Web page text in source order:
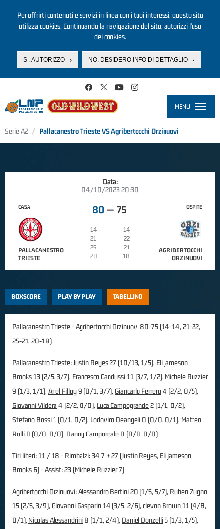
Per offrirti contenuti e servizi in linea con i tuoi interessi, questo sito
utilizza cookies. Continuando la navigazione del sito, autorizzi l’uso
dei cookies.
SÌ, AUTORIZZO NO, DESIDERO INFO DI DETTAGLIO
MENU
Serie A2 Pallacanestro Trieste VS Agribertocchi Orzinuovi
Data:
04/10/2023 20:30
CASA
PALLACANESTRO
TRIESTE
80 — 75
14
14
21
22
25
21
20
18
OSPITE
AGRIBERTOCCHI
ORZINUOVI
BOXSCORE PLAY BY PLAY TABELLINO
Pallacanestro Trieste - Agribertocchi Orzinuovi 80-75 (14-14, 21-22,
25-21, 20-18)
Pallacanestro Trieste: Justin Reyes27 (10/13, 1/5), Eli jameson
Brooks13 (2/5, 3/7), Francesco Candussi11 (3/7, 1/2), Michele Ruzzier
9 (1/3, 1/1), Ariel Filloy9 (0/1, 3/7), Giancarlo Ferrero4 (2/2, 0/5),
Giovanni Vildera 4 (2/2, 0/0), Luca Campogrande2 (1/1, 0/2),
Stefano Bossi1 (0/1, 0/2), Lodovico Deangeli 0 (0/0, 0/1), Matteo
Rolli 0 (0/0, 0/0), Danny Camporeale 0 (0/0, 0/0)
Tiri liberi: 11 / 18 - Rimbalzi: 34 7 + 27 (Justin Reyes, Eli jameson
Brooks 6) - Assist: 23 (Michele Ruzzier7)
Agribertocchi Orzinuovi:Alessandro Bertini20 (1/5, 5/7), Ruben Zugno
15 (2/5, 3/9), Giovanni Gasparin14 (3/5, 2/6), clevon Brown11 (4/8,
0/1), Nicolas Alessandrini 8 (1/1, 2/4), Daniel Donzelli5 (1/3, 1/5),